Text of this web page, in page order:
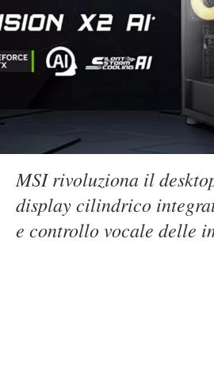
MSI rivoluziona il
display cilindrico
e controllo vocale delle